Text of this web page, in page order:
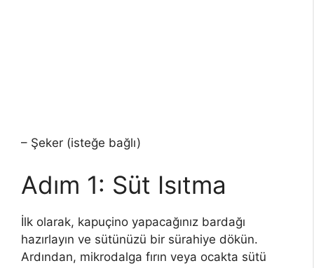
– Şeker (isteğe bağlı)
Adım 1: Süt Isıtma
İlk olarak, kapuçino yapacağınız bardağı
hazırlayın ve sütünüzü bir sürahiye dökün.
Ardından, mikrodalga fırın veya ocakta sütü